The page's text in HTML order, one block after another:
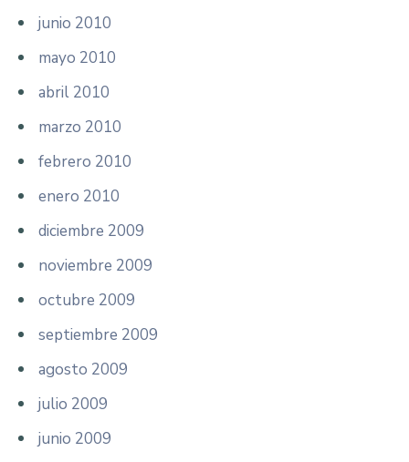
junio 2010
mayo 2010
abril 2010
marzo 2010
febrero 2010
enero 2010
diciembre 2009
noviembre 2009
octubre 2009
septiembre 2009
agosto 2009
julio 2009
junio 2009